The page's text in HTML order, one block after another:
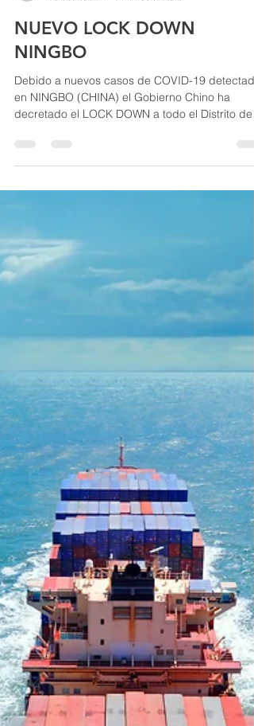
18 oct 2022
1 min de lectura
NUEVO LOCK DOWN
NINGBO
Debido a nuevos casos de COVID-19
BEILUN,...